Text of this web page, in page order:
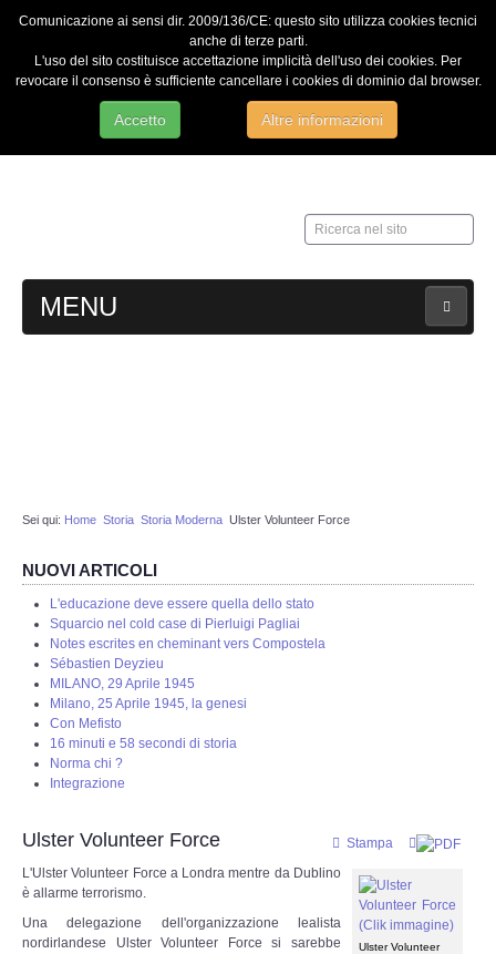
Comunicazione ai sensi dir. 2009/136/CE: questo sito utilizza cookies tecnici
anche di terze parti.
L'uso del sito costituisce accettazione implicità dell'uso dei cookies. Per
revocare il consenso è sufficiente cancellare i cookies di dominio dal browser.
Accetto Altre informazioni
Ricerca
nel
MENU
Redazione
Eventi in programmazione
STORIA
Protostoria
Storia Greco Romana
Storia - La Reconquista
Storia Moderna
Sei qui: Home Storia Storia Moderna Ulster Volunteer Force
NUOVI ARTICOLI
L'educazione deve essere quella dello stato
Squarcio nel cold case di Pierluigi Pagliai
Notes escrites en cheminant vers Compostela
Sébastien Deyzieu
MILANO, 29 Aprile 1945
Milano, 25 Aprile 1945, la genesi
Con Mefisto
16 minuti e 58 secondi di storia
Norma chi ?
Integrazione
Stampa
Ulster Volunteer Force
Ulster Volunteer
L'Ulster Volunteer Force a Londra mentre da Dublino
è allarme terrorismo.
Una delegazione dell'organizzazione lealista
nordirlandese Ulster Volunteer Force si sarebbe